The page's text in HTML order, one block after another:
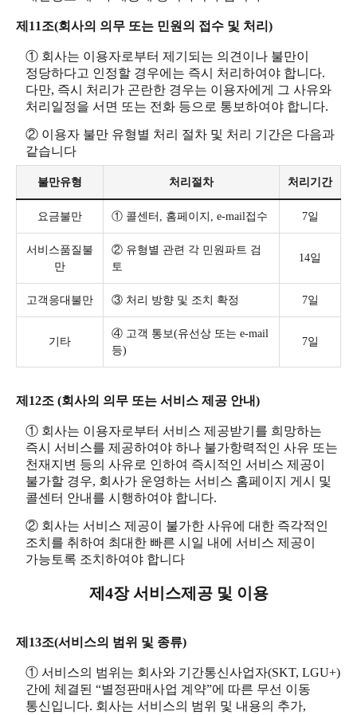
제11조(회사의 의무 또는 민원의 접수 및 처리)
① 회사는 이용자로부터 제기되는 의견이나 불만이
정당하다고 인정할 경우에는 즉시 처리하여야 합니다.
다만, 즉시 처리가 곤란한 경우는 이용자에게 그 사유와
처리일정을 서면 또는 전화 등으로 통보하여야 합니다.
② 이용자 불만 유형별 처리 절차 및 처리 기간은 다음과
같습니다
불만유형 처리절차 처리기간
요금불만 ① 콜센터, 홈페이지, e-mail접수 7일
서비스품질불
만
② 유형별 관련 각 민원파트 검
토
14일
고객응대불만 ③ 처리 방향 및 조치 확정 7일
기타
④ 고객 통보(유선상 또는 e-mail
등)
7일
제12조 (회사의 의무 또는 서비스 제공 안내)
① 회사는 이용자로부터 서비스 제공받기를 희망하는
즉시 서비스를 제공하여야 하나 불가항력적인 사유 또는
천재지변 등의 사유로 인하여 즉시적인 서비스 제공이
불가할 경우, 회사가 운영하는 서비스 홈페이지 게시 및
콜센터 안내를 시행하여야 합니다.
② 회사는 서비스 제공이 불가한 사유에 대한 즉각적인
조치를 취하여 최대한 빠른 시일 내에 서비스 제공이
가능토록 조치하여야 합니다
제4장 서비스제공 및 이용
제13조(서비스의 범위 및 종류)
① 서비스의 범위는 회사와 기간통신사업자(SKT, LGU+)
간에 체결된 “별정판매사업 계약”에 따른 무선 이동
통신입니다. 회사는 서비스의 범위 및 내용의 추가,